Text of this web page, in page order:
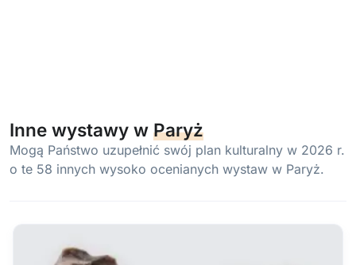
Inne wystawy w Paryż
Mogą Państwo uzupełnić swój plan kulturalny w 2026 r.
o te 58 innych wysoko ocenianych wystaw w Paryż.